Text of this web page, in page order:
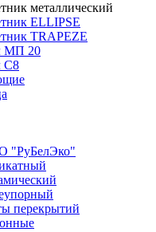
металлический
ELLIPSE
TRAPEZE
МП 20
С8
"РуБелЭко"
перекрытий